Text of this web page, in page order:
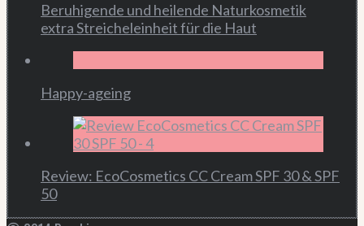
Beruhigende und heilende Naturkosmetik
extra Streicheleinheit für die Haut
Happy-ageing
Review: EcoCosmetics CC Cream SPF 30 & SPF
50